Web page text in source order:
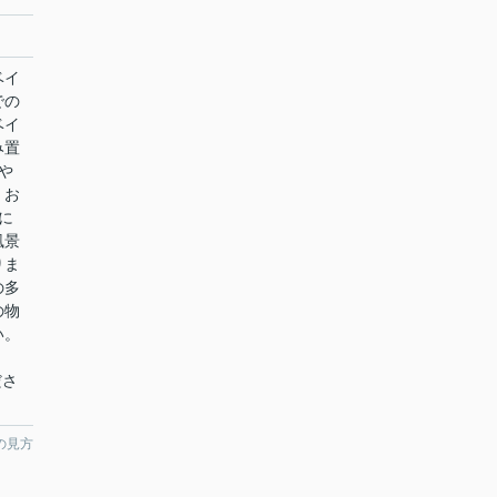
の
置
お
景
多
物
見方